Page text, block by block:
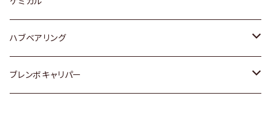
日産
ダイハツ
ハブベアリング
トヨタ
ブレンボキャリパー